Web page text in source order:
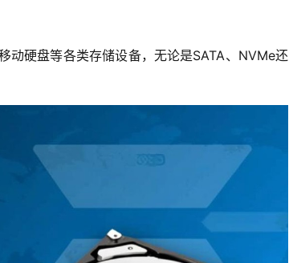
动硬盘等各类存储设备，无论是SATA、NVMe还